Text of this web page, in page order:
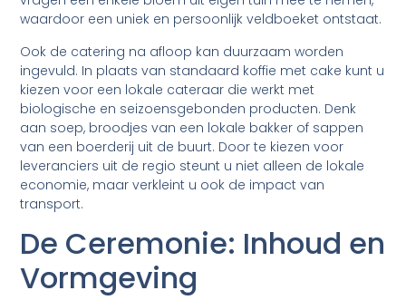
waardoor een uniek en persoonlijk veldboeket ontstaat.
Ook de catering na afloop kan duurzaam worden
ingevuld. In plaats van standaard koffie met cake kunt u
kiezen voor een lokale cateraar die werkt met
biologische en seizoensgebonden producten. Denk
aan soep, broodjes van een lokale bakker of sappen
van een boerderij uit de buurt. Door te kiezen voor
leveranciers uit de regio steunt u niet alleen de lokale
economie, maar verkleint u ook de impact van
transport.
De Ceremonie: Inhoud en
Vormgeving